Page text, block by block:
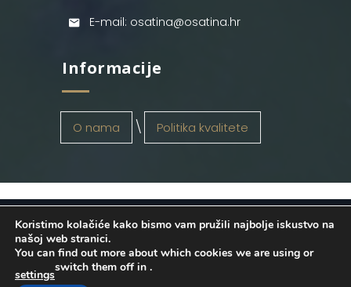
E-mail: osatina@osatina.hr
Informacije
O nama Politika kvalitete
OSATINA GRUPA d.o.o. 2026
. Configured
byINFOS Osijek. Sva prava pridržana.
Koristimo kolačiće kako bismo vam pružili najbolje iskustvo na
našoj web stranici.
You can find out more about which cookies we are using or
switch them off in
settings
.